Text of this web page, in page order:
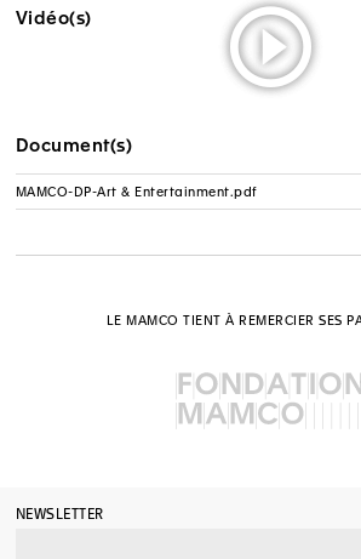
Vidéo(s)
Document(s)
MAMCO-DP-Art & Entertainment.pdf
LE MAMCO TIENT À REMERCIER SES
NEWSLETTER